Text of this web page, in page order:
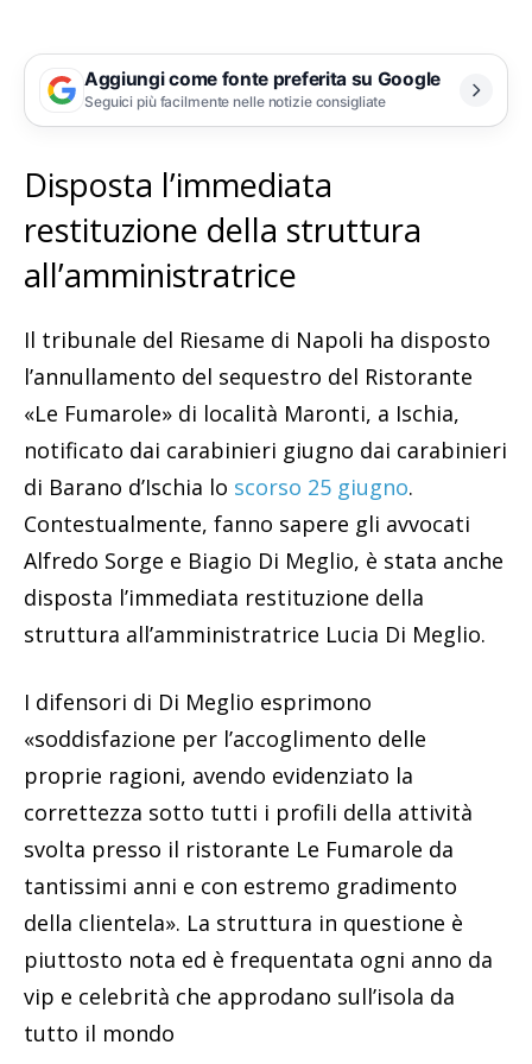
Aggiungi come fonte preferita su Google
Seguici più facilmente nelle notizie consigliate
Disposta l’immediata
restituzione della struttura
all’amministratrice
Il tribunale del Riesame di Napoli ha disposto
l’annullamento del sequestro del Ristorante
«Le Fumarole» di località Maronti, a Ischia,
notificato dai carabinieri giugno dai carabinieri
di Barano d’Ischia lo scorso 25 giugno.
Contestualmente, fanno sapere gli avvocati
Alfredo Sorge e Biagio Di Meglio, è stata anche
disposta l’immediata restituzione della
struttura all’amministratrice Lucia Di Meglio.
I difensori di Di Meglio esprimono
«soddisfazione per l’accoglimento delle
proprie ragioni, avendo evidenziato la
correttezza sotto tutti i profili della attività
svolta presso il ristorante Le Fumarole da
tantissimi anni e con estremo gradimento
della clientela». La struttura in questione è
piuttosto nota ed è frequentata ogni anno da
vip e celebrità che approdano sull’isola da
tutto il mondo